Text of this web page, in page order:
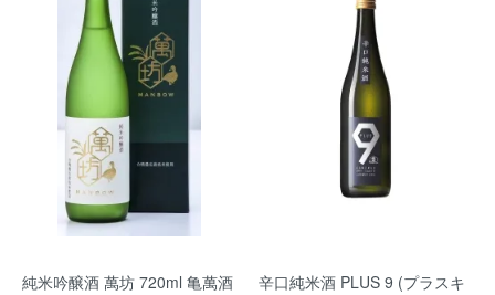
純米吟醸酒 萬坊 720ml 亀萬酒
辛口純米酒 PLUS 9 (プラスキ